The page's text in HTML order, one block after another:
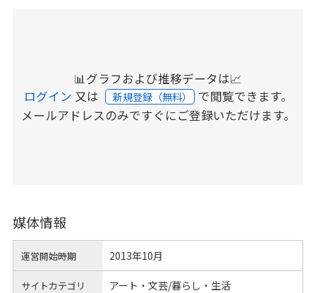
📊グラフおよび推移データは📈
ログイン 又は 新規登録（無料） で閲覧できます。
メールアドレスのみですぐにご登録いただけます。
媒体情報
運営開始時期 2013年10月
サイトカテゴリ アート・文芸/暮らし・生活